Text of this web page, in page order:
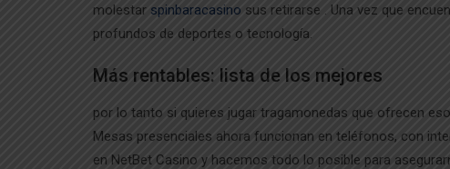
molestar spinbaracasino sus retirarse . Una vez que
profundos de deportes o tecnología.
Más rentables: lista de los mejores
por lo tanto si quieres jugar tragamonedas que ofrecen
Mesas presenciales ahora funcionan en teléfonos, con
en NetBet Casino y hacemos todo lo posible para